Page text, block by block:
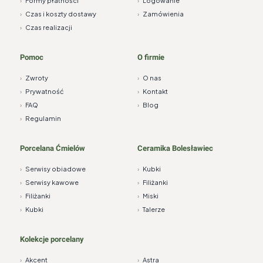
› Czas i koszty dostawy
› Czas realizacji
› Zamówienia
Pomoc
› Zwroty
› Prywatność
› FAQ
› Regulamin
O firmie
› O nas
› Kontakt
› Blog
Porcelana Ćmielów
› Serwisy obiadowe
› Serwisy kawowe
› Filiżanki
› Kubki
Ceramika Bolesławiec
› Kubki
› Filiżanki
› Miski
› Talerze
Kolekcje porcelany
› Akcent › Astra